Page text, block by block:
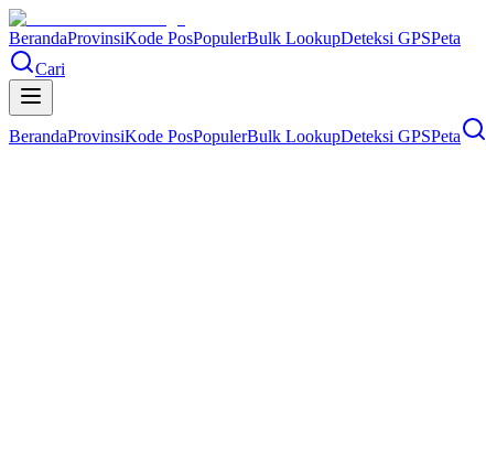
BerandaProvinsiKode PosPopulerBulk LookupDeteksi GPSPeta
Cari
BerandaProvinsiKode PosPopulerBulk LookupDeteksi GPSPeta